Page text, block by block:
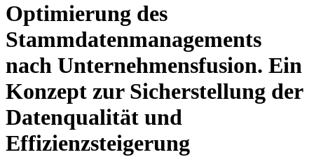
Optimierung des
Stammdatenmanagements
nach Unternehmensfusion. Ein
Konzept zur Sicherstellung der
Datenqualität und
Effizienzsteigerung